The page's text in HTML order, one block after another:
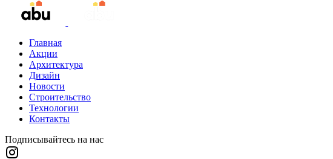
Главная
Акции
Архитектура
Дизайн
Новости
Строительство
Технологии
Контакты
Подписывайтесь на нас